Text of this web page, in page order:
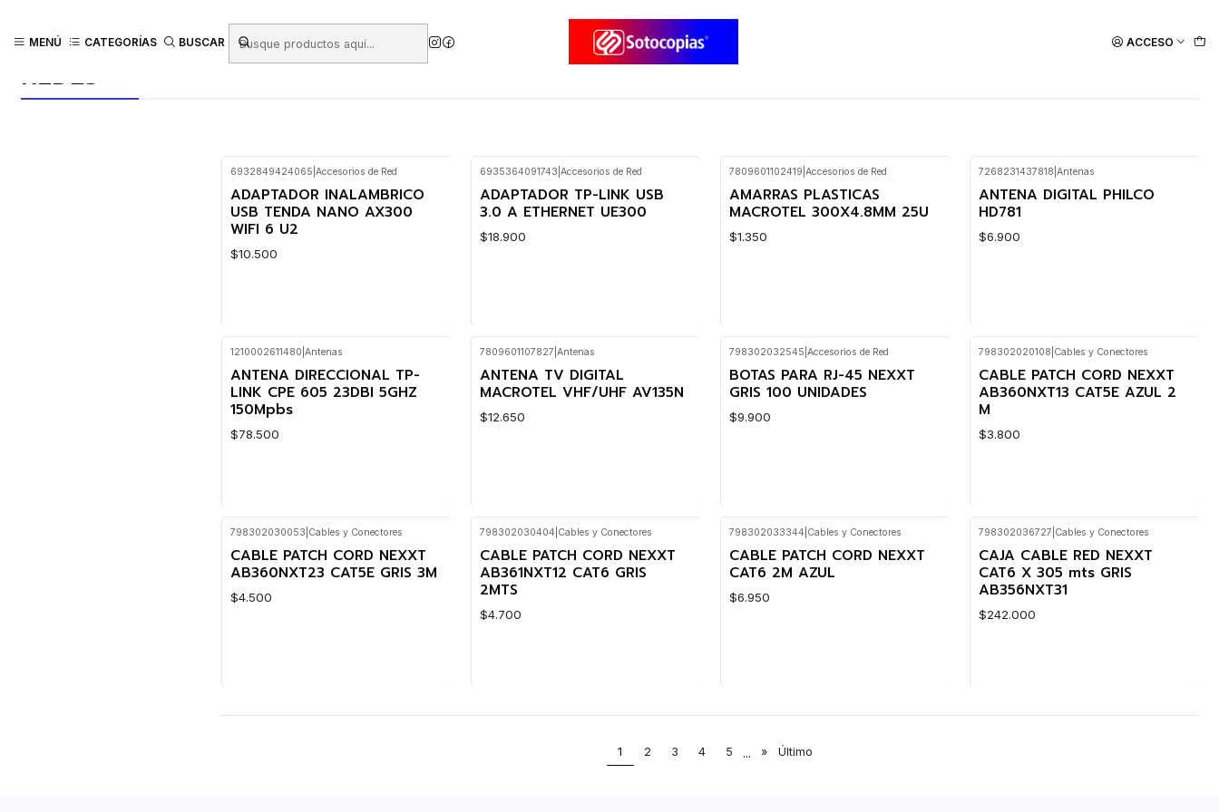
MENÚ CATEGORÍAS BUSCAR ACCESO
REDES
6932849424065 Accesorios de Red
ADAPTADOR INALAMBRICO
USB TENDA NANO AX300
WIFI 6 U2
$10.500
6935364091743 Accesorios de Red
ADAPTADOR TP-LINK USB
3.0 A ETHERNET UE300
$18.900
7809601102419 Accesorios de Red
AMARRAS PLASTICAS
MACROTEL 300X4.8MM 25U
$1.350
7268231437818 Antenas
ANTENA DIGITAL PHILCO
HD781
$6.900
1210002611480 Antenas
ANTENA DIRECCIONAL TP-
LINK CPE 605 23DBI 5GHZ
150Mpbs
$78.500
7809601107827 Antenas
ANTENA TV DIGITAL
MACROTEL VHF/UHF AV135N
$12.650
798302032545 Accesorios de Red
BOTAS PARA RJ-45 NEXXT
GRIS 100 UNIDADES
$9.900
798302020108 Cables y Conectores
CABLE PATCH CORD NEXXT
AB360NXT13 CAT5E AZUL 2
M
$3.800
798302030053 Cables y Conectores
CABLE PATCH CORD NEXXT
AB360NXT23 CAT5E GRIS 3M
$4.500
798302030404 Cables y Conectores
CABLE PATCH CORD NEXXT
AB361NXT12 CAT6 GRIS
2MTS
$4.700
798302033344 Cables y Conectores
CABLE PATCH CORD NEXXT
CAT6 2M AZUL
$6.950
798302036727 Cables y Conectores
CAJA CABLE RED NEXXT
CAT6 X 305 mts GRIS
AB356NXT31
$242.000
1
2 3 4 5 ... » Último